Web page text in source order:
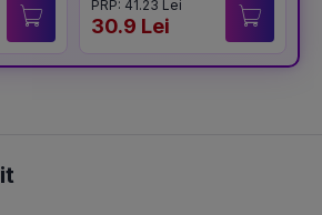
PRP: 41.23 Lei
30.9 Lei